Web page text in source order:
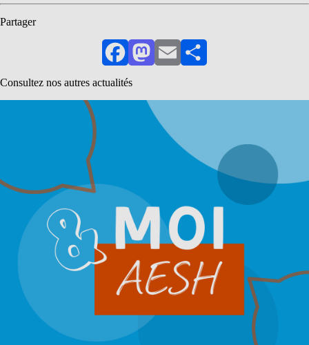
Partager
FacebookMastodon
EmailPartager
Consultez nos autres actualités